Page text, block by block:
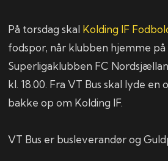
På torsdag skal Kolding IF
fodspor, når klubben hjemme
Superligaklubben FC
kl. 18.00. Fra VT Bus skal lyde
bakke op om Kolding IF.
VT Bus er busleverandør og